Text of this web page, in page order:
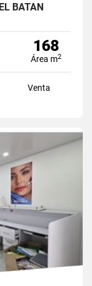
BATÁN
168
Área m2
Venta